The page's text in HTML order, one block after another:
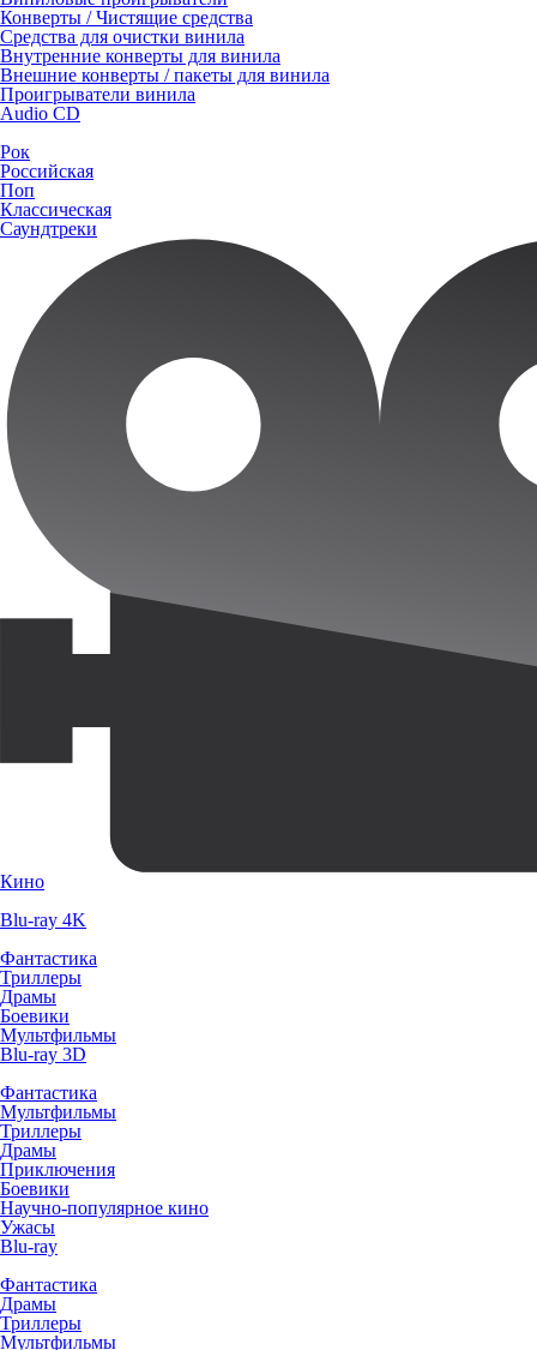
Конверты / Чистящие средства
Средства для очистки винила
Внутренние конверты для винила
Внешние конверты / пакеты для винила
Проигрыватели винила
Audio CD
Рок
Российская
Поп
Классическая
Саундтреки
Кино
Blu-ray 4K
Фантастика
Триллеры
Драмы
Боевики
Мультфильмы
Blu-ray 3D
Фантастика
Мультфильмы
Триллеры
Драмы
Приключения
Боевики
Научно-популярное кино
Ужасы
Blu-ray
Фантастика
Драмы
Триллеры
Мультфильмы